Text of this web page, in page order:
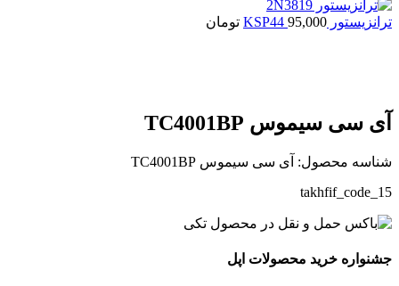
ترانزیستور KSP44 95,000 تومان
آی سی سیموس TC4001BP
شناسه محصول: آی سی سیموس TC4001BP
takhfif_code_15
جشنواره خرید محصولات اپل